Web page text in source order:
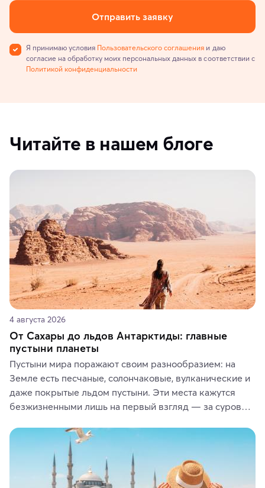
Отправить заявку
Я принимаю условия Пользовательского соглашения и даю
согласие на обработку моих персональных данных в соответствии с
Политикой конфиденциальности
Читайте в нашем блоге
4 августа 2026
От Сахары до льдов Антарктиды: главные
пустыни планеты
Пустыни мира поражают своим разнообразием: на
Земле есть песчаные, солончаковые, вулканические и
даже покрытые льдом пустыни. Эти места кажутся
безжизненными лишь на первый взгляд — за суровой
животные и маршруты, которые дарят одни из самых
ярких впечатлений от путешествий.